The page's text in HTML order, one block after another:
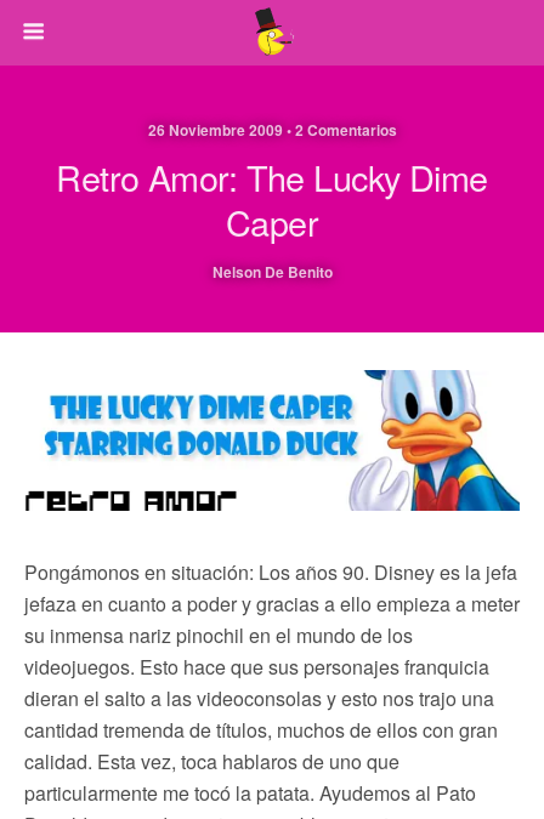
26 Noviembre 2009 • 2 Comentarios
Retro Amor: The Lucky Dime
Caper
Nelson De Benito
Pongámonos en situación: Los años 90. Disney es la jefa
jefaza en cuanto a poder y gracias a ello empieza a meter
su inmensa nariz pinochil en el mundo de los
videojuegos. Esto hace que sus personajes franquicia
dieran el salto a las videoconsolas y esto nos trajo una
cantidad tremenda de títulos, muchos de ellos con gran
calidad. Esta vez, toca hablaros de uno que
particularmente me tocó la patata. Ayudemos al Pato